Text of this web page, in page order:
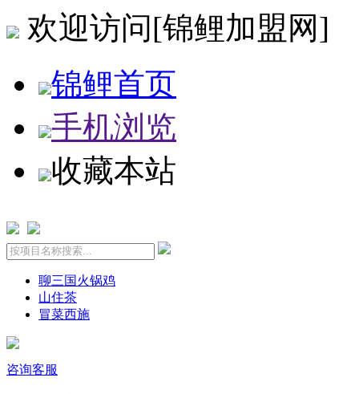
欢迎访问[锦鲤加盟网]
锦鲤首页
手机浏览
收藏本站
聊三国火锅鸡
山住茶
冒菜西施
咨询客服